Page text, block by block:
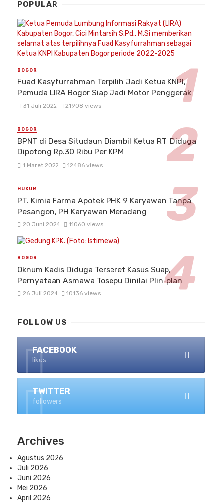
POPULAR
BOGOR
Fuad Kasyfurrahman Terpilih Jadi Ketua KNPI,
Pemuda LIRA Bogor Siap Jadi Motor Penggerak
31 Juli 2022 21908 views
BOGOR
BPNT di Desa Situdaun Diambil Ketua RT, Diduga
Dipotong Rp.30 Ribu Per KPM
1 Maret 2022 12486 views
HUKUM
PT. Kimia Farma Apotek PHK 9 Karyawan Tanpa
Pesangon, PH Karyawan Meradang
20 Juni 2024 11060 views
BOGOR
Oknum Kadis Diduga Terseret Kasus Suap,
Pernyataan Asmawa Tosepu Dinilai Plin-plan
26 Juli 2024 10136 views
FOLLOW US
FACEBOOK
likes
TWITTER
followers
Archives
Agustus 2026
Juli 2026
Juni 2026
Mei 2026
April 2026